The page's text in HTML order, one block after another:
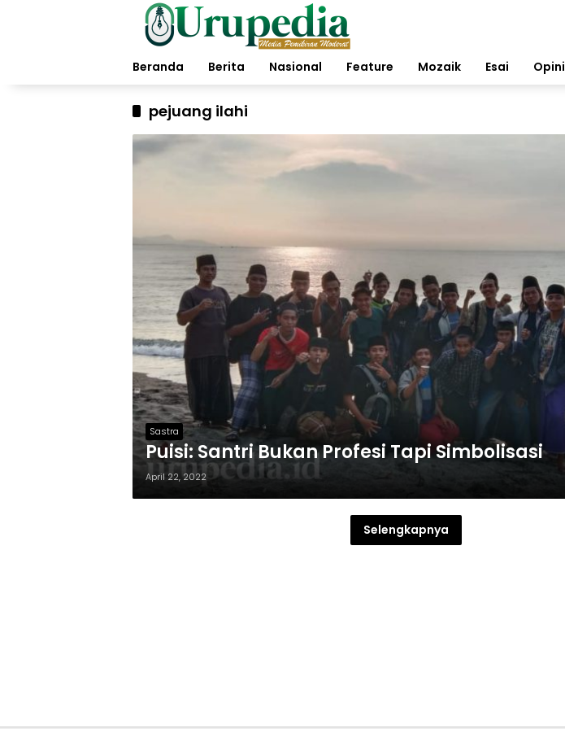
Beranda
Berita Nasional Feature Mozaik Esai Opini
pejuang ilahi
Sastra
Puisi: Santri Bukan Profesi Tapi Simbolisasi
April 22, 2022
Selengkapnya